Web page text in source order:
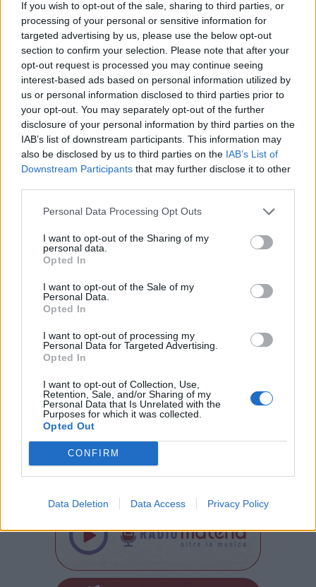
If you wish to opt-out of the sale, sharing to third parties, or
processing of your personal or sensitive information for
targeted advertising by us, please use the below opt-out
section to confirm your selection. Please note that after your
opt-out request is processed you may continue seeing
interest-based ads based on personal information utilized by
us or personal information disclosed to third parties prior to
your opt-out. You may separately opt-out of the further
disclosure of your personal information by third parties on the
IAB’s list of downstream participants. This information may
also be disclosed by us to third parties on the IAB’s List of
Downstream Participants that may further disclose it to other
Personal Data Processing Opt Outs
I want to opt-out of the Sharing of my
personal data.
Opted In
I want to opt-out of the Sale of my
Personal Data.
Opted In
I want to opt-out of processing my
Personal Data for Targeted Advertising.
Opted In
I want to opt-out of Collection, Use,
Retention, Sale, and/or Sharing of my
Personal Data that Is Unrelated with the
Purposes for which it was collected.
Opted Out
CONFIRM
Data Deletion Data Access Privacy Policy
Certificata in classe A anche la primaria
Macchi di Somma Lombardo, con una forte
tradizione in Green School e che ha lavorato
su tutti i pilastri realizzando tra l’altroun
pluviometroper la raccolta dell’acqua
piovana con cui innaffiare l’orto verticale
ampliato con nuovi bancali e nuove piantine
sono ideatori e promotori della
campagna
“Interruttore off pianeta on – Spegni e vinci:
il pianeta ti ringrazia”.
In totale sono stati22.755 gli alunni
coinvolto in quest’anno scolastico da Green
School assieme a 2088 insegnanti
della
provincia e non solo.
Quest’anno per la prima volta Green School
ha gettato il cuore al di là dei confini del
Varesotto arrivando a certificare
scuola di un altro territorio: la primaria di
Castiglione d’Intelvi, nel comasco.